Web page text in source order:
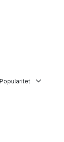
Popularitet